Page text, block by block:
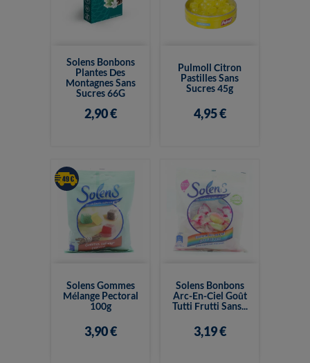
Solens Bonbons
Plantes Des
Montagnes Sans
Sucres 66G
2,90 €
Pulmoll Citron
Pastilles Sans
Sucres 45g
4,95 €
Solens Gommes
Mélange Pectoral
100g
3,90 €
Solens Bonbons
Arc-En-Ciel Goût
Tutti Frutti Sans...
3,19 €